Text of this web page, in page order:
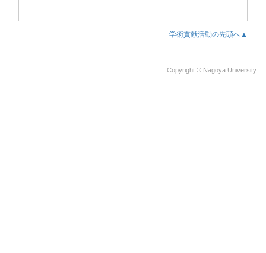
学術貢献活動の先頭へ▲
Copyright © Nagoya University